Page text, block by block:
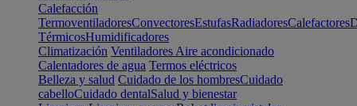
Calefacción
TermoventiladoresConvectoresEstufasRadiadoresCalefactores
TérmicosHumidificadores
Climatización Ventiladores Aire acondicionado
Calentadores de agua Termos eléctricos
Belleza y salud Cuidado de los hombresCuidado
cabelloCuidado dentalSalud y bienestar